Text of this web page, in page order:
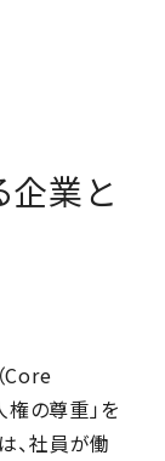
業と
Core
の尊重」を
、社員が働